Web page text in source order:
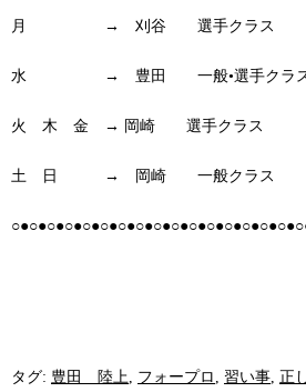
月 → 刈谷 選手クラス
水 → 豊田 一般•選手クラ
火 木 金 → 岡崎 選手クラス
土 日 → 岡崎 一般クラス
タグ: 豊田 陸上 フォープロ 習い事 正